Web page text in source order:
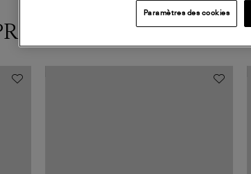
VUS
Paramètres des cookies